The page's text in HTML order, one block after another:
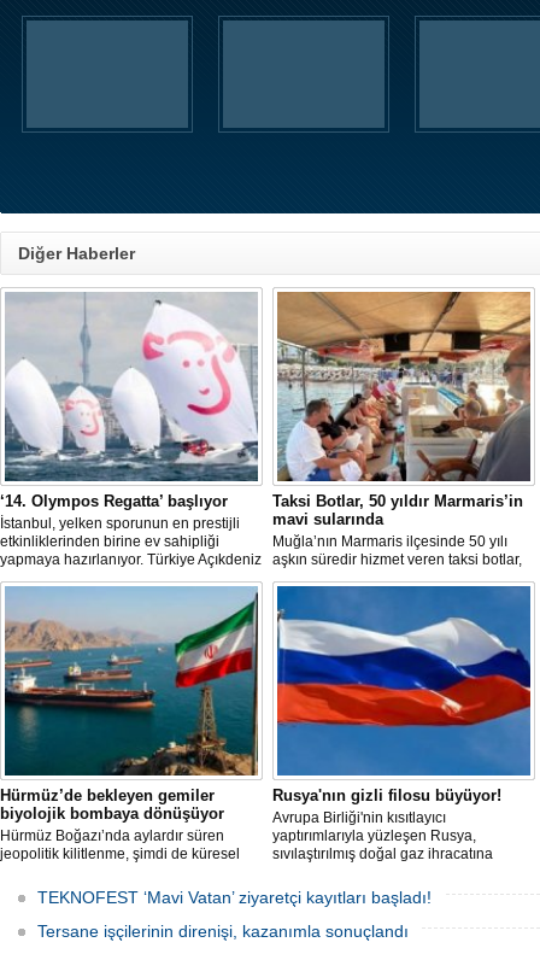
Diğer Haberler
‘14. Olympos Regatta’ başlıyor
İstanbul, yelken sporunun en prestijli
etkinliklerinden birine ev sahipliği
yapmaya hazırlanıyor. Türkiye Açıkdeniz
Yarış Kulübü (TAYK), Türkiye Yelken
birliğiyle hayata geçirilecek olan 14.
TAYK - Eker Olympos Regatta, 7
Ağustos'ta start alacak ve 16 Ağustos'a
kadar deniz tutkunlarını bir araya
getirecek. "Rüzgâ
Taksi Botlar, 50 yıldır Marmaris’in
mavi sularında
Muğla’nın Marmaris ilçesinde 50 yılı
aşkın süredir hizmet veren taksi botlar,
hem ulaşım hem de turistik gezi
Hürmüz’de bekleyen gemiler
biyolojik bombaya dönüşüyor
Hürmüz Boğazı’nda aylardır süren
jeopolitik kilitlenme, şimdi de küresel
aralamış olabilir. Sıcak sularda
hareketsiz bekleyen binden fazla gemi,
istilacı deniz canlıları için devasa bir
üreme merkezine dönüşmüş durumda.
Rusya'nın gizli filosu büyüyor!
Avrupa Birliği'nin kısıtlayıcı
yaptırımlarıyla yüzleşen Rusya,
sıvılaştırılmış doğal gaz ihracatına
geliştiriyor.
TEKNOFEST ‘Mavi Vatan’ ziyaretçi kayıtları başladı!
Tersane işçilerinin direnişi, kazanımla sonuçlandı